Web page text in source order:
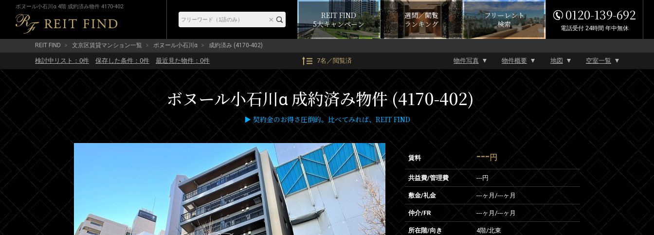
ボヌール小石川α 4階 成約済み物件 4170-402
REIT FIND
5大キャンペーン
週間／閲覧
ランキング
フリーレント
検索
0120-139-692
電話受付 24時間 年中無休
REIT FIND 文京区賃貸マンション一覧 ボヌール小石川α 成約済み (4170-402)
検討中リスト： 0件 保存した条件： 0件 最近見た物件： 0件 7名／閲覧済 物件写真 物件概要 地図 空室一覧
ボヌール小石川α 成約済み物件 (4170-402)
▶ 契約金のお得さ圧倒的。比べてみれば、REIT FIND
賃料 --- 円
共益費/管理費 ---円
敷金/礼金 ---ヶ月 /---ヶ月
仲介/FR ---ヶ月 /---ヶ月
所在階/向き 4階/北東